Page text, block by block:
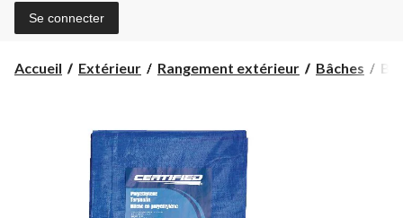
Se connecter
Accueil Extérieur Rangement extérieur Bâches